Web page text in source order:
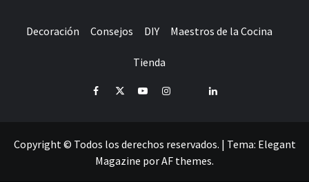
Decoración Consejos DIY Maestros de la Cocina
Tienda
FacebookTwitterYoutubeInstagramPinterestLinkedIn
Copyright © Todos los derechos reservados. | Tema: Elegant
Magazine porAF themes.